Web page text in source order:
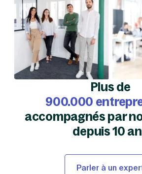
Plus de
900.000
accompagnés par
depuis 10
Parler à un